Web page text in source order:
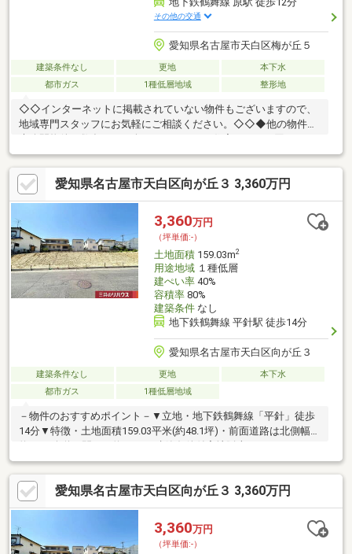
その他の交通
愛知県名古屋市天白区梅が丘５
建築条件なし 更地
本下水
都市ガス
1種低層地域 整形地
◇◇インターネットに掲載されていない物件もございますので、
地域専門スタッフにお気軽にご相談ください。◇◇◆他の物件や
客様も丁寧にわかりやすくご説明させていただきます。フリーダ
イヤル0120-21-2200 センチュリー21興和不動産にお気軽にお電
話ください。お住替えのお客様には買取保証も含めて売却ご相談
うけたまわります。
愛知県名古屋市天白区向が丘３ 3,360万円
3,360万円
（坪単価:-）
土地面積159.03m2
用途地域１種低層
建ぺい率40%
容積率80%
建築条件なし
地下鉄鶴舞線 平針駅 徒歩14分
愛知県名古屋市天白区向が丘３
建築条件なし 更地
本下水
都市ガス
1種低層地域
－物件のおすすめポイント－▼立地・地下鉄鶴舞線「平針」徒歩
14分▼特徴・土地面積159.03平米(約48.1坪)・前面道路は北側幅員
お好きな工務店等で建築可能・都市ガス、本下水対応エリア▼周
辺環境・名古屋市立平針小学校 徒歩7分(約500m)・名古屋市立平
針中学校 徒歩9分(約650m)・トップワン平針店 徒歩10分(約
750m)・ファミリーマート天白向が丘店 徒歩5分(約350m)■ ご希
望の住まい探しをお手伝いします ━━━━━・・・物件の詳細・
ご相談はお気軽にお問い合わせください。
愛知県名古屋市天白区向が丘３ 3,360万円
3,360万円
（坪単価:-）